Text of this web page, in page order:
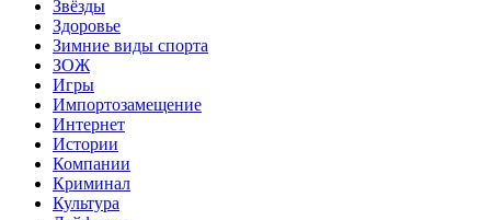
Звёзды
Здоровье
Зимние виды спорта
ЗОЖ
Игры
Импортозамещение
Интернет
Истории
Компании
Криминал
Культура